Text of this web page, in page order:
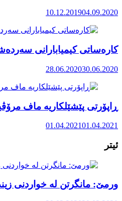
10.12.201904.09.2020
کارەساتی کیمیابارانی
28.06.202030.06.2020
ڕاپۆرتی پێشێلکاریە ماف مرۆڤیەکانی
01.04.202101.04.2021
ئیتر
ورمێ: مانگرتن لە خواردنی